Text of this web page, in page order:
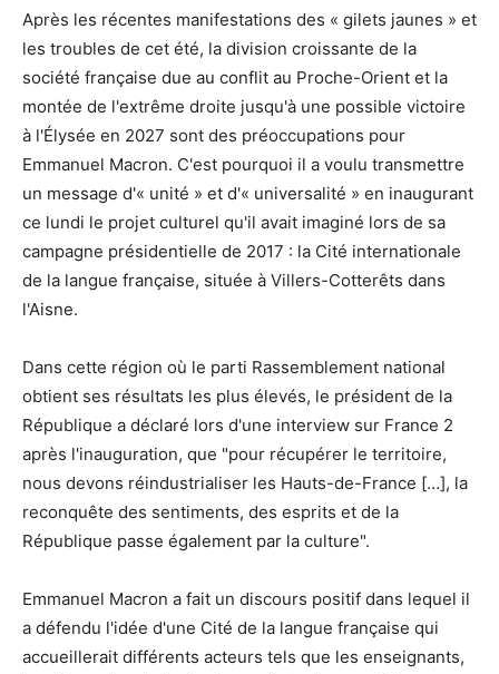
Après les récentes manifestations des « gilets jaunes » et
les troubles de cet été, la division croissante de la
société française due au conflit au Proche-Orient et la
montée de l'extrême droite jusqu'à une possible victoire
à l'Élysée en 2027 sont des préoccupations pour
Emmanuel Macron. C'est pourquoi il a voulu transmettre
un message d'« unité » et d'« universalité » en inaugurant
ce lundi le projet culturel qu'il avait imaginé lors de sa
campagne présidentielle de 2017 : la Cité internationale
de la langue française, située à Villers-Cotterêts dans
l'Aisne.
Dans cette région où le parti Rassemblement national
obtient ses résultats les plus élevés, le président de la
République a déclaré lors d'une interview sur France 2
après l'inauguration, que "pour récupérer le territoire,
nous devons réindustrialiser les Hauts-de-France […], la
reconquête des sentiments, des esprits et de la
République passe également par la culture".
Emmanuel Macron a fait un discours positif dans lequel il
a défendu l'idée d'une Cité de la langue française qui
accueillerait différents acteurs tels que les enseignants,